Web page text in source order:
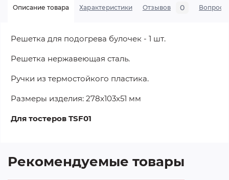
Описание товара Характеристики Отзывов 0 Вопросы
Решетка для подогрева булочек - 1 шт.
Решетка нержавеющая сталь.
Ручки из термостойкого пластика.
Размеры изделия: 278x103x51 мм
Для тостеров TSF01
Рекомендуемые товары